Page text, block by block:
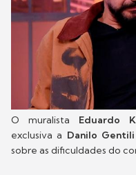
O muralista Eduardo
exclusiva a Danilo Gentili
sobre as dificuldades do